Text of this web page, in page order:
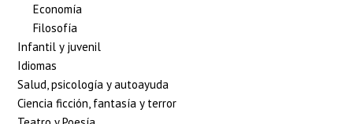
Economía
Filosofía
Infantil y juvenil
Idiomas
Salud, psicología y autoayuda
Ciencia ficción, fantasía y terror